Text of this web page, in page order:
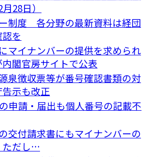
28日）
制度 各分野の最新資料は経団
を
マイナンバーの提供を求められ
閣官房サイトで公表
泉徴収票等が番号確認書類の対
示も改正
申請・届出も個人番号の記載不
交付請求書にもマイナンバーの
だし…